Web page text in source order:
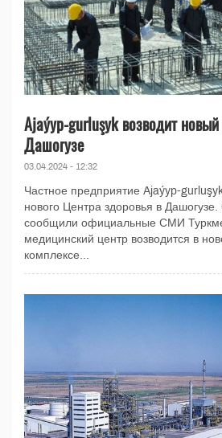
Ajaýyp-gurluşyk возводит
Дашогузе
03.04.2024 - 12:32
Частное предприятие Ajaýyp-
нового Центра здоровья в
сообщили официальные СМИ
медицинский центр возводится в
комплексе...